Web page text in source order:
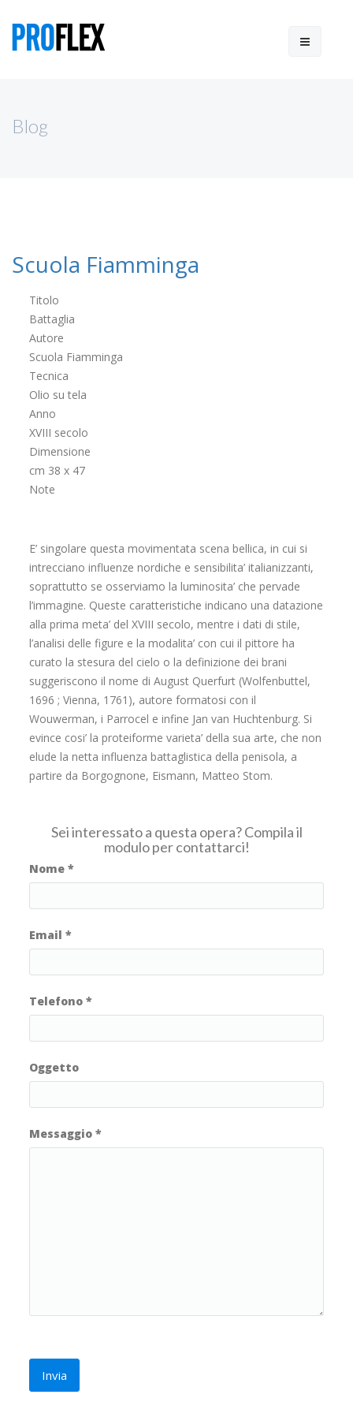
Blog
Scuola Fiamminga
Titolo
Battaglia
Autore
Scuola Fiamminga
Tecnica
Olio su tela
Anno
XVIII secolo
Dimensione
cm 38 x 47
Note
E’ singolare questa movimentata scena bellica, in cui si
intrecciano influenze nordiche e sensibilita’ italianizzanti,
soprattutto se osserviamo la luminosita’ che pervade
l’immagine. Queste caratteristiche indicano una datazione
alla prima meta’ del XVIII secolo, mentre i dati di stile,
l’analisi delle figure e la modalita’ con cui il pittore ha
curato la stesura del cielo o la definizione dei brani
suggeriscono il nome di August Querfurt (Wolfenbuttel,
1696 ; Vienna, 1761), autore formatosi con il
Wouwerman, i Parrocel e infine Jan van Huchtenburg. Si
evince cosi’ la proteiforme varieta’ della sua arte, che non
elude la netta influenza battaglistica della penisola, a
partire da Borgognone, Eismann, Matteo Stom.
Sei interessato a questa opera? Compila il
modulo per contattarci!
Nome *
Email *
Telefono *
Oggetto
Messaggio *